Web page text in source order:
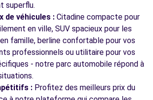
superflu.
de véhicules : Citadine compacte pour
en ville, SUV spacieux pour les
famille, berline confortable pour vos
professionnels ou utilitaire pour vos
- notre parc automobile répond à
: Profitez des meilleurs prix du